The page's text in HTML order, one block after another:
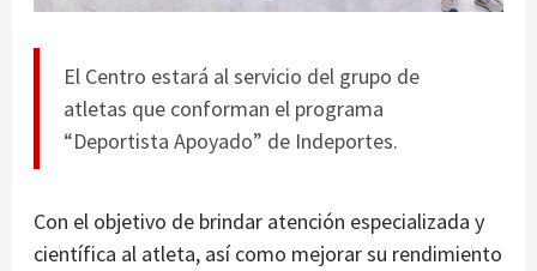
El Centro estará al servicio del grupo de
atletas que conforman el programa
“Deportista Apoyado” de Indeportes.
Con el objetivo de brindar atención especializada y
científica al atleta, así como mejorar su rendimiento